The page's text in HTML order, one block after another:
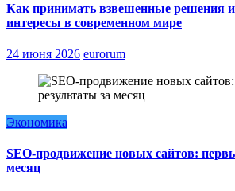
Как принимать взвешенные решения
интересы в современном мире
24 июня 2026 eurorum
Экономика
SEO-продвижение новых сайтов:
месяц